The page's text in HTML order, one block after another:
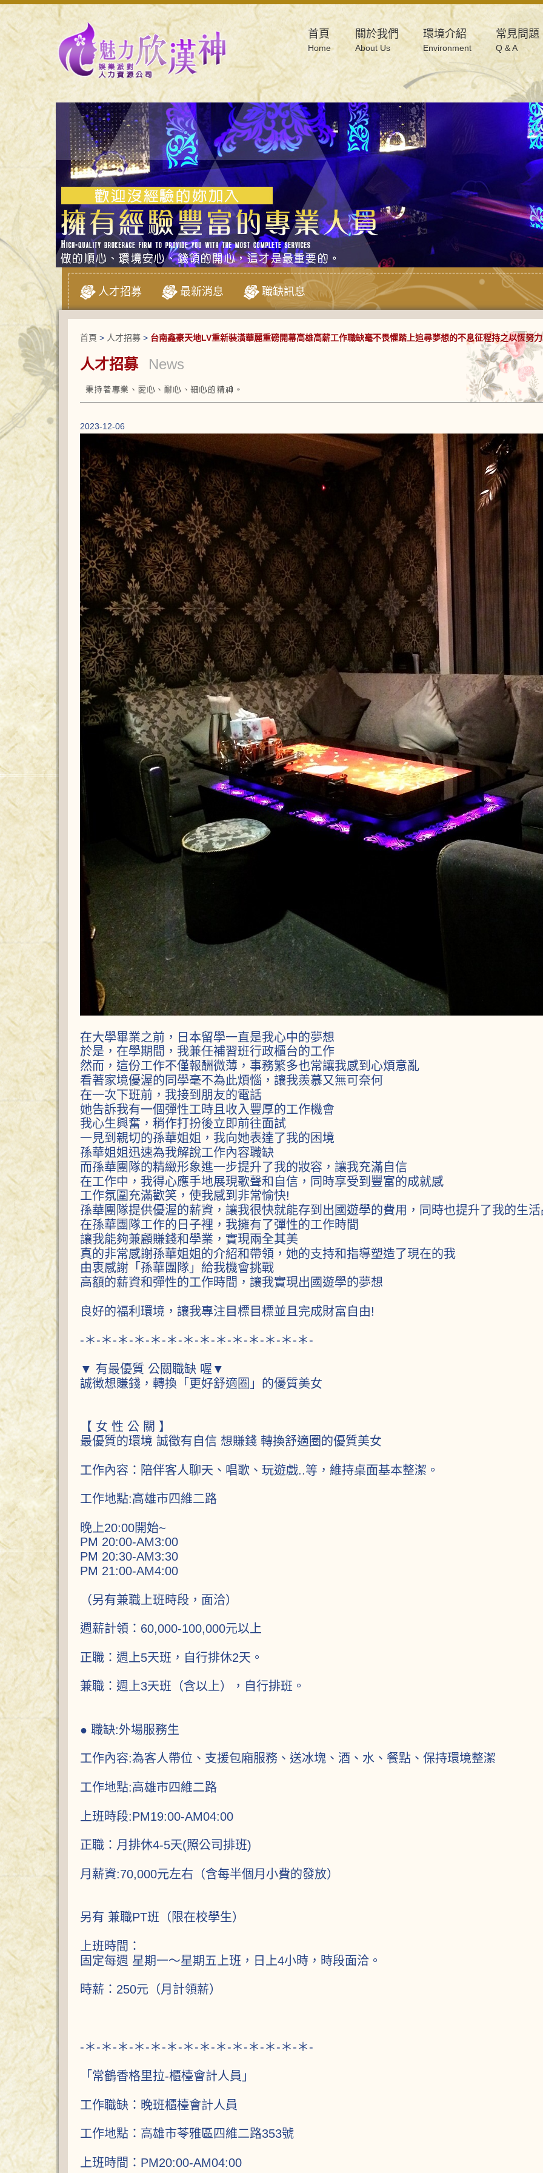
首頁
Home
關於我們
About Us
環境介紹
Environment
常見問題
Q & A
人才招募 最新消息 職缺訊息
首頁 > 人才招募 > 台南鑫豪天地LV重新裝潢華麗重磅開幕高雄高薪工作職缺毫不畏懼踏上追尋夢想的不息征程持之以恆努
人才招募 News
2023-12-06
在大學畢業之前，日本留學一直是我心中的夢想
於是，在學期間，我兼任補習班行政櫃台的工作
然而，這份工作不僅報酬微薄，事務繁多也常讓我感到心煩意亂
看著家境優渥的同學毫不為此煩惱，讓我羨慕又無可奈何
在一次下班前，我接到朋友的電話
她告訴我有一個彈性工時且收入豐厚的工作機會
我心生興奮，稍作打扮後立即前往面試
一見到親切的孫華姐姐，我向她表達了我的困境
孫華姐姐迅速為我解說工作內容職缺
而孫華團隊的精緻形象進一步提升了我的妝容，讓我充滿自信
在工作中，我得心應手地展現歌聲和自信，同時享受到豐富的成就感
工作氛圍充滿歡笑，使我感到非常愉快!
孫華團隊提供優渥的薪資，讓我很快就能存到出國遊學的費用，同時也提升了我的生
在孫華團隊工作的日子裡，我擁有了彈性的工作時間
讓我能夠兼顧賺錢和學業，實現兩全其美
真的非常感謝孫華姐姐的介紹和帶領，她的支持和指導塑造了現在的我
由衷感謝「孫華團隊」給我機會挑戰
高額的薪資和彈性的工作時間，讓我實現出國遊學的夢想
良好的福利環境，讓我專注目標目標並且完成財富自由!
-＊-＊-＊-＊-＊-＊-＊-＊-＊-＊-＊-＊-＊-＊-
▼ 有最優質 公關職缺 喔▼
誠徴想賺錢，轉換「更好舒適圈」的優質美女
【 女 性 公 關 】
最優質的環境 誠徵有自信 想賺錢 轉換舒適圈的優質美女
工作內容：陪伴客人聊天、唱歌、玩遊戲..等，維持桌面基本整潔。
工作地點:高雄市四維二路
晚上20:00開始~
PM 20:00-AM3:00
PM 20:30-AM3:30
PM 21:00-AM4:00
（另有兼職上班時段，面洽）
週薪計領：60,000-100,000元以上
正職：週上5天班，自行排休2天。
兼職：週上3天班（含以上），自行排班。
● 職缺:外場服務生
工作內容:為客人帶位、支援包廂服務、送冰塊、酒、水、餐點、保持環境整潔
工作地點:高雄市四維二路
上班時段:PM19:00-AM04:00
正職：月排休4-5天(照公司排班)
月薪資:70,000元左右（含每半個月小費的發放）
另有 兼職PT班（限在校學生）
上班時間：
固定每週 星期一～星期五上班，日上4小時，時段面洽。
時薪：250元（月計領薪）
-＊-＊-＊-＊-＊-＊-＊-＊-＊-＊-＊-＊-＊-＊-
「常鶴香格里拉-櫃檯會計人員」
工作職缺：晚班櫃檯會計人員
工作地點：高雄市苓雅區四維二路353號
上班時間：PM20:00-AM04:00